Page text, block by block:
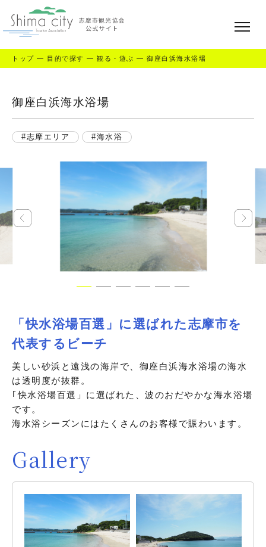
トップ — 目的で探す — 観る・遊ぶ — 御座白浜海水浴場
御座白浜海水浴場
志摩エリア 海水浴
「快水浴場百選」に選ばれた志摩市を
代表するビーチ
美しい砂浜と遠浅の海岸で、御座白浜海水浴場の海水
は透明度が抜群。
｢快水浴場百選」に選ばれた、波のおだやかな海水浴場
です。
海水浴シーズンにはたくさんのお客様で賑わいます。
Gallery